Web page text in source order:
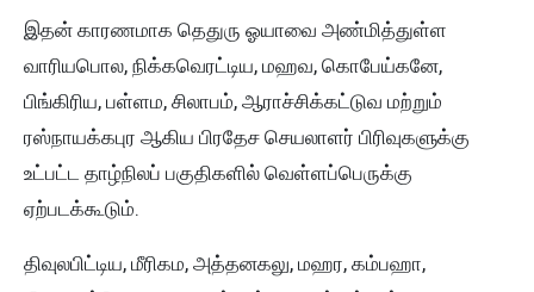
இதன் காரணமாக தெதுரு ஓயாவை அண்மித்துள்ள
வாரியபொல, நிக்கவெரட்டிய, மஹவ, கொபேய்கனே,
பிங்கிரிய, பள்ளம, சிலாபம், ஆராச்சிக்கட்டுவ மற்றும்
ரஸ்நாயக்கபுர ஆகிய பிரதேச செயலாளர் பிரிவுகளுக்கு
உட்பட்ட தாழ்நிலப் பகுதிகளில் வெள்ளப்பெருக்கு
ஏற்படக்கூடும்.
திவுலபிட்டிய, மீரிகம, அத்தனகலு, மஹர, கம்பஹா,